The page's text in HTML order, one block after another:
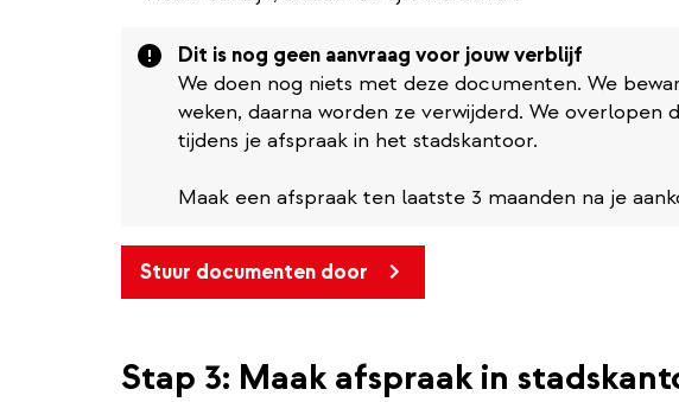
Attention
Dit is nog geen aanvraag voor jouw verblijf
We doen nog niets met deze documenten. We
weken, daarna worden ze verwijderd. We overlopen
tijdens je afspraak in het stadskantoor.
Maak een afspraak ten laatste 3 maanden na je
Stuur documenten door
Stap 3: Maak afspraak in